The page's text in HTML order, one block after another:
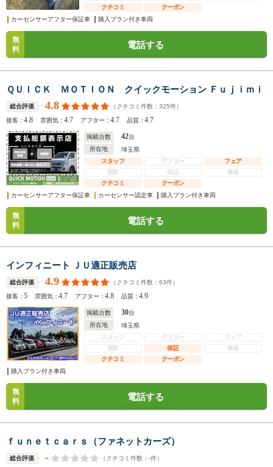
クチコミ
クーポン
カーセンサーアフター保証車
購入プラン付き車両
無
料
電話する
ＱＵＩＣＫ ＭＯＴＩＯＮ クイックモーション Ｆｕｊｉｍｉ
総合評価 4.8 （クチコミ件数： 325件）
接客：4.8 雰囲気：4.7 アフター：4.7 品質：4.7
掲載台数 42台
所在地
埼玉県
スタッフ
アフター
フェア
買取
保証
整備
クチコミ
クーポン
カーセンサーアフター保証車
カーセンサー認定車 購入プラン付き車両
無
料
電話する
インフィニート ＪＵ適正販売店
総合評価 4.9 （クチコミ件数： 63件）
接客：5 雰囲気：4.7 アフター：4.8 品質：4.9
掲載台数 30台
所在地
埼玉県
スタッフ
アフター
フェア
買取
保証
整備
クチコミ
クーポン
購入プラン付き車両
無
料
電話する
ｆｕｎｅｔｃａｒｓ（ファネットカーズ）
総合評価 - （クチコミ件数： -件）